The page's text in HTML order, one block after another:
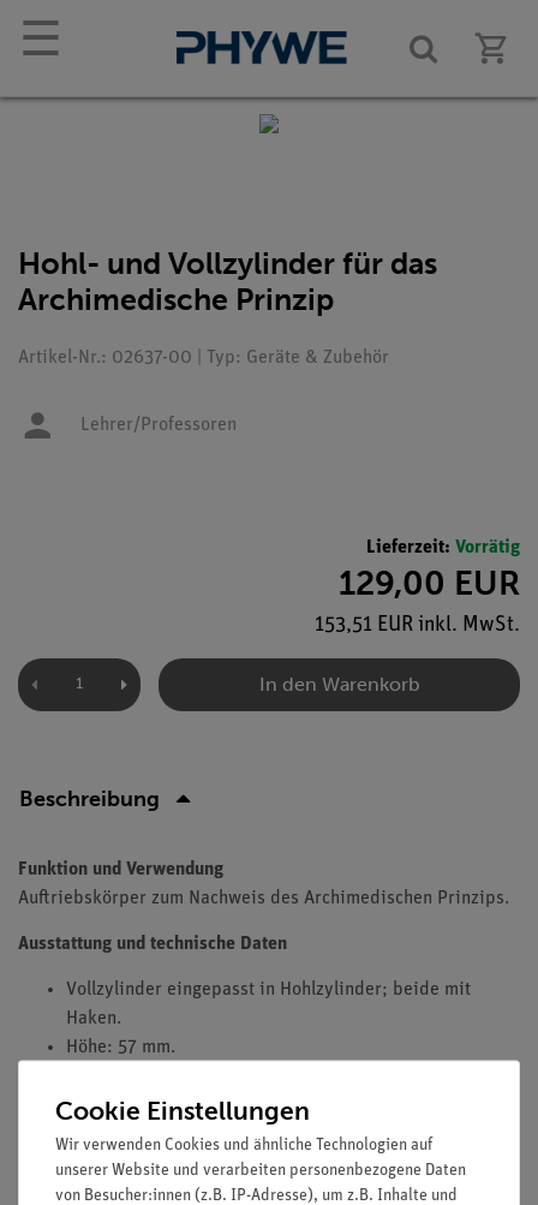
☰
Hohl- und Vollzylinder für das
Archimedische Prinzip
Artikel-Nr.: 02637-00 | Typ: Geräte & Zubehör
Lehrer/Professoren
Lieferzeit: Vorrätig
129,00 EUR
153,51 EUR inkl. MwSt.
In den Warenkorb
Beschreibung
Funktion und Verwendung
Auftriebskörper zum Nachweis des Archimedischen Prinzips.
Ausstattung und technische Daten
Vollzylinder eingepasst in Hohlzylinder; beide mit
Haken.
Höhe: 57 mm.
Versandkostenfrei ab 300,- €
Cookie Einstellungen
Wir verwenden Cookies und ähnliche Technologien auf
unserer Website und verarbeiten personenbezogene Daten
von Besucher:innen (z.B. IP-Adresse), um z.B. Inhalte und